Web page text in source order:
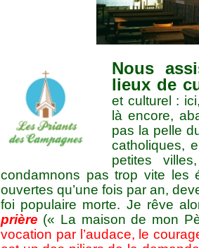
Nous
lieux de
et culturel :
là encore,
pas la pelle
catholiques,
petites
condamnons pas trop vite les
ouvertes qu’une fois par an,
foi populaire morte. Je rêve
prière (« La maison de mon
vocation par l’audace, le